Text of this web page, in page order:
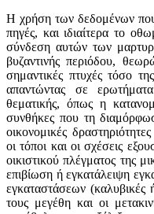
Η χρήση των δεδομένων
πηγές, και ιδιαίτερα το
σύνδεση αυτών των
βυζαντινής περιόδου,
σημαντικές πτυχές τόσο
απαντώντας σε
θεματικής, όπως η
συνθήκες που τη
οικονομικές
οι τόποι και οι σχέσεις
οικιστικού πλέγματος της
επιβίωση ή εγκατάλειψη
εγκαταστάσεων (καλυβικές
τους μεγέθη και οι